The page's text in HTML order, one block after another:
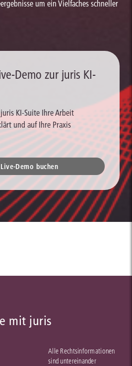
um ein Vielfaches schneller
Demo zur juris KI-
KI-Suite Ihre Arbeit
und auf Ihre Praxis
Demo buchen
mit juris
Alle Rechtsinformationen
sind untereinander